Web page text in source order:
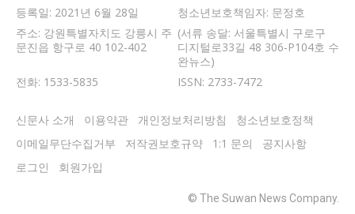
등록일: 2021년 6월 28일
청소년보호책임자: 문정호
주소: 강원특별자치도 강릉시 주
문진읍 항구로 40 102-402
(서류 송달: 서울특별시 구로구
디지털로33길 48 306-P104호 수
완뉴스)
전화: 1533-5835
ISSN: 2733-7472
신문사 소개 이용약관 개인정보처리방침
청소년보호정책
이메일무단수집거부
저작권보호규약 1:1 문의
공지사항
로그인
회원가입
© The Suwan News Company.